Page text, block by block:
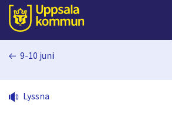
Till sidans
huvudinnehåll
9-10 juni
Lyssna